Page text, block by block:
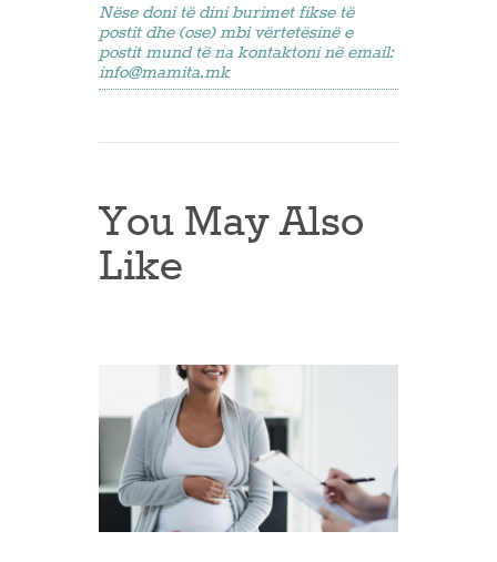
Nëse doni të dini burimet fikse të
postit dhe (ose) mbi vërtetësinë e
postit mund të na kontaktoni në email:
info@mamita.mk
You May Also
Like